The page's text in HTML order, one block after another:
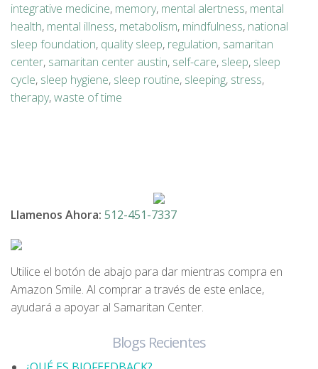
integrative medicine, memory, mental alertness, mental
health, mental illness, metabolism, mindfulness, national
sleep foundation, quality sleep, regulation, samaritan
center, samaritan center austin, self-care, sleep, sleep
cycle, sleep hygiene, sleep routine, sleeping, stress,
therapy,waste of time
Llamenos Ahora: 512-451-7337
Utilice el botón de abajo para dar mientras compra en
Amazon Smile. Al comprar a través de este enlace,
ayudará a apoyar al Samaritan Center.
Blogs Recientes